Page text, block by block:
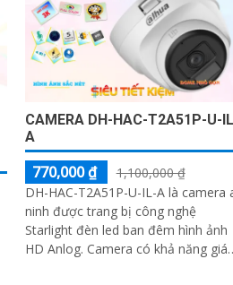
CAMERA DH-HAC-T2A51P-U-
A
770,000 ₫
1,100,000 ₫
DH-HAC-T2A51P-U-IL-A là camera
ninh được trang bị công nghệ
Starlight đèn led ban đêm hình ảnh
HD Anlog. Camera có khả năng giám